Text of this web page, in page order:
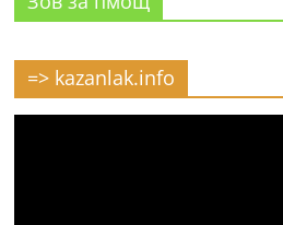
=> kazanlak.info